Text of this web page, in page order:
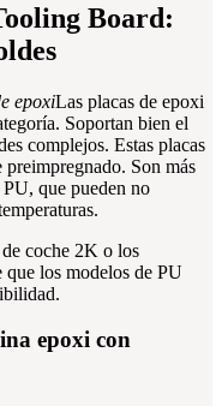
Board:
epoxiLas placas de epoxi
Soportan bien el
complejos. Estas placas
Son más
que pueden no
coche 2K o los
que los modelos de PU
epoxi con